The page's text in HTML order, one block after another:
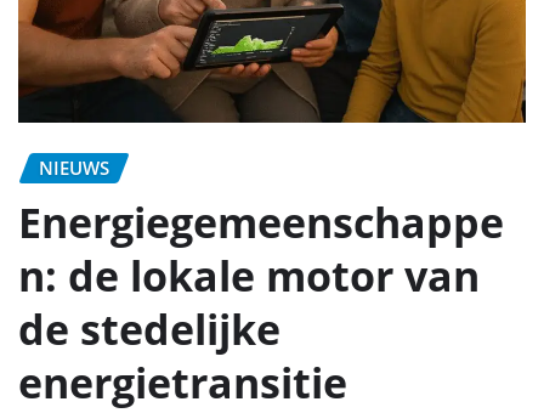
NIEUWS
Energiegemeenschappe
n: de lokale motor van
de stedelijke
energietransitie